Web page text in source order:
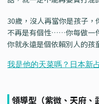
30歲，沒人再當你是孩子
不再是有個性……你每做一
你就永遠是個依賴別人的孩
領導型（紫微、天府、